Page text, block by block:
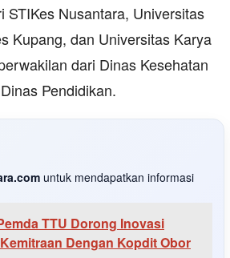
STIKes Nusantara, Universitas
Kupang, dan Universitas Karya
dari Dinas Kesehatan
Pendidikan.
untuk mendapatkan informasi
TTU Dorong Inovasi
Dengan Kopdit Obor